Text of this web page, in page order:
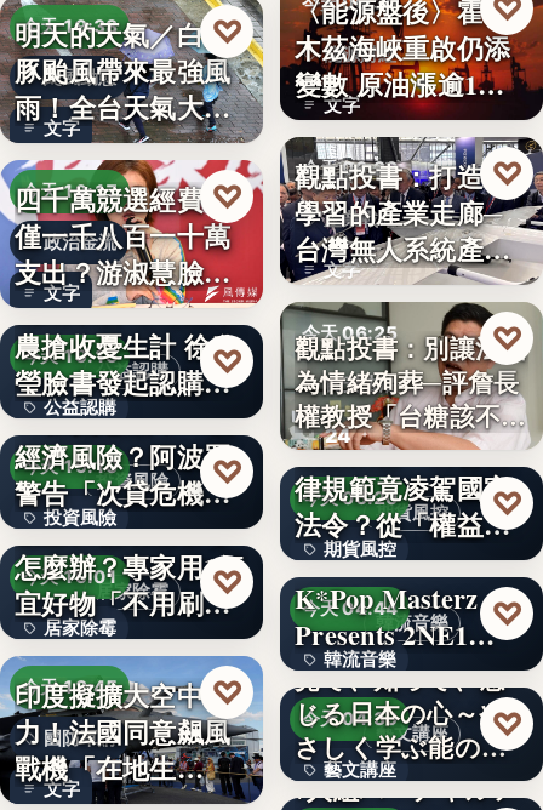
今天 19:38
颱風動態
文字
明天的天氣／白海
豚颱風帶來最強風
雨！全台天氣大轉
變「豪雨…
♡
今天 19:17
政治金流
文字
四千萬競選經費，
僅一千八百一十萬
支出？游淑慧臉書
追問鄭：…
♡
公益認購
今天 19:15
公益認購
文字
颱風來襲 五峰鄉果
農搶收憂生計 徐欣
瑩臉書發起認購水
梨行…
♡
投資風險
今天 19:10
投資風險
文字
AI投資恐成下一個
經濟風險？阿波羅
警告「次貸危機
式」逆轉…
♡
居家除霉
今天 19:01
居家除霉
文字
牆壁反覆潮濕發霉
怎麼辦？專家用1便
宜好物「不用刷清
除陳年…
♡
今天 18:45
國防軍購
文字
印度擬擴大空中戰
力！法國同意飆風
戰機「在地生
♡
能源財經
文字
〈能源盤後〉霍爾
木茲海峽重啟仍添
變數 原油漲逾1%
但周…
♡
今天 06:30
產業戰略
文字
觀點投書：打造會
學習的產業走廊─
台灣無人系統產業
需要的是…
♡
今天 06:25
食安法治
24
觀點投書：別讓法治
為情緒殉葬─評詹長
權教授「台糖該不該
通…
♡
期貨風控
今天 06:20
期貨風控
文字
觀點投書：公會自
律規範竟凌駕國家
法令？從「權益
數」定義看…
♡
韓流音樂
今天 04:44
韓流音樂
文字
K*Pop Masterz
Presents 2NE1…
♡
藝文講座
今天 04:39
藝文講座
見て、知って、感
じる日本の心～や
さしく学ぶ能の世
界へ
♡
7人組バーチャルア